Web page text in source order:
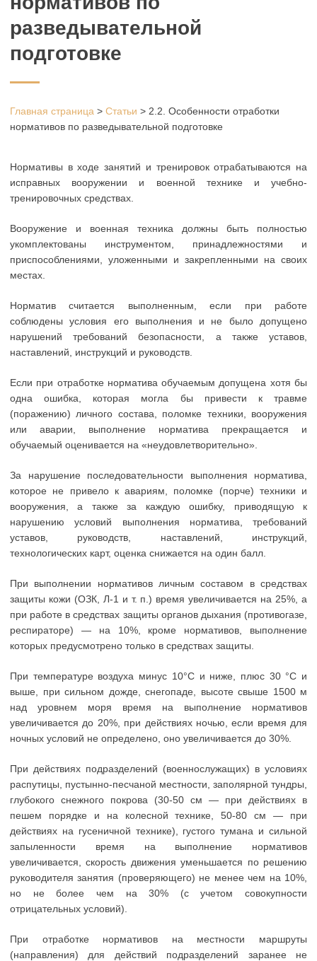
разведывательной
подготовке
Главная страница > Статьи > 2.2. Особенности отработки
нормативов по разведывательной подготовке
Нормативы в ходе занятий и тренировок отрабатываются на
исправных вооружении и военной технике и учебно-
тренировочных средствах.
Вооружение и военная техника должны быть полностью
укомплектованы инструментом, принадлежностями и
приспособлениями, уложенными и закрепленными на своих
местах.
Норматив считается выполненным, если при работе
соблюдены условия его выполнения и не было допущено
нарушений требований безопасности, а также уставов,
наставлений, инструкций и руководств.
Если при отработке норматива обучаемым допущена хотя бы
одна ошибка, которая могла бы привести к травме
(поражению) личного состава, поломке техники, вооружения
или аварии, выполнение норматива прекращается и
обучаемый оценивается на «неудовлетворительно».
За нарушение последовательности выполнения норматива,
которое не привело к авариям, поломке (порче) техники и
вооружения, а также за каждую ошибку, приводящую к
нарушению условий выполнения норматива, требований
уставов, руководств, наставлений, инструкций,
технологических карт, оценка снижается на один балл.
При выполнении нормативов личным составом в средствах
защиты кожи (ОЗК, Л-1 и т. п.) время увеличивается на 25%, а
при работе в средствах защиты органов дыхания (противогазе,
респираторе) — на 10%, кроме нормативов, выполнение
которых предусмотрено только в средствах защиты.
При температуре воздуха минус 10°С и ниже, плюс 30 °С и
выше, при сильном дожде, снегопаде, высоте свыше 1500 м
над уровнем моря время на выполнение нормативов
увеличивается до 20%, при действиях ночью, если время для
ночных условий не определено, оно увеличивается до 30%.
При действиях подразделений (военнослужащих) в условиях
распутицы, пустынно-песчаной местности, заполярной тундры,
глубокого снежного покрова (30-50 см — при действиях в
пешем порядке и на колесной технике, 50-80 см — при
действиях на гусеничной технике), густого тумана и сильной
запыленности время на выполнение нормативов
увеличивается, скорость движения уменьшается по решению
руководителя занятия (проверяющего) не менее чем на 10%,
но не более чем на 30% (с учетом совокупности
отрицательных условий).
При отработке нормативов на местности маршруты
(направления) для действий подразделений заранее не